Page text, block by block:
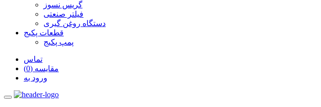
گریس نسوز
فیلتر صنعتی
دستگاه روغن گیری
قطعات پکیج
پمپ پکیج
تماس
مقایسه (0)
ورود به